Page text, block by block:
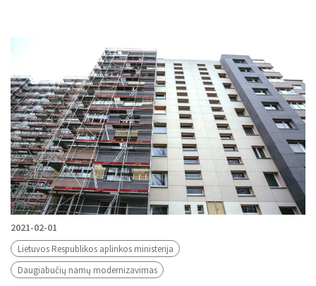
2021-02-01
Lietuvos Respublikos aplinkos ministerija
Daugiabučių namų modernizavimas